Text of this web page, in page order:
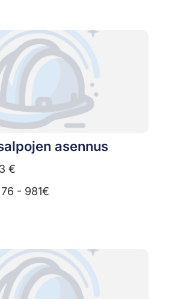
asennus
€
- 981€